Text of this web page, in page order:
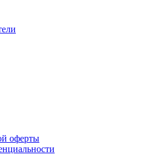
оферты